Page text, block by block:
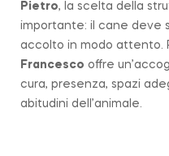
Pietro, la scelta della
importante: il cane deve
accolto in modo attento.
Francesco offre
cura, presenza, spazi
abitudini dell’animale.